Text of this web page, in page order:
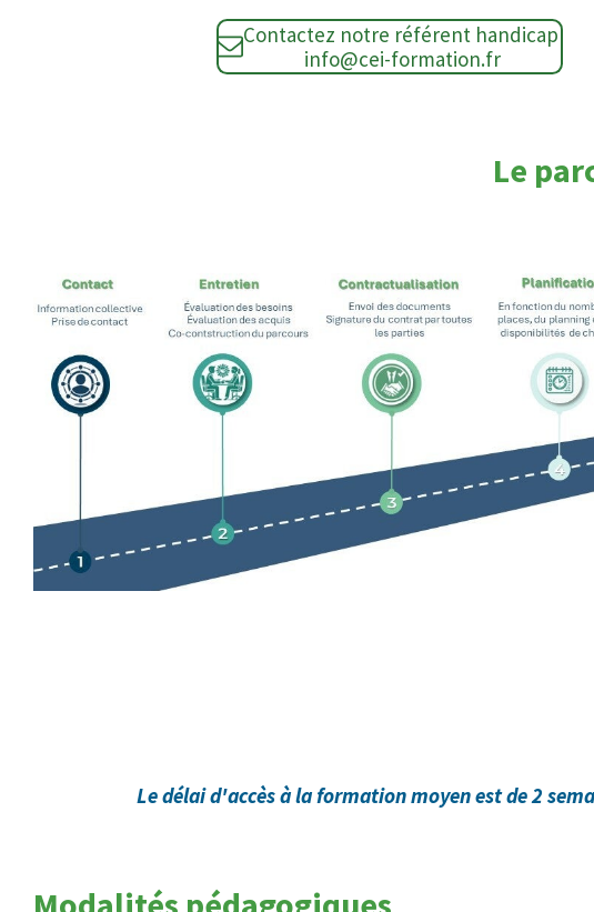
Contactez notre référent handicap
info@cei-formation.fr
Le
Le délai d'accès à la formation moyen est de 2